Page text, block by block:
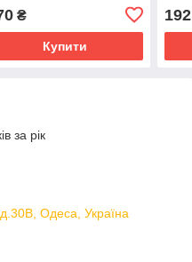
₴
Купити
192
за рік
Одеса, Україна